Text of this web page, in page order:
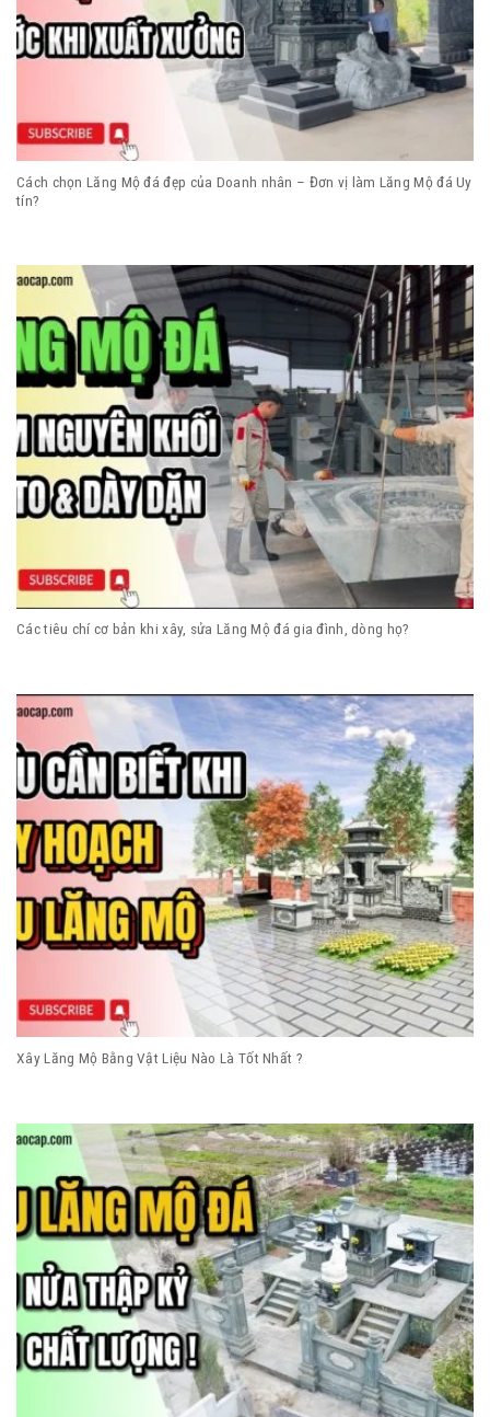
Cách chọn Lăng Mộ đá đẹp của Doanh nhân – Đơn vị làm Lăng Mộ đá Uy
tín?
Các tiêu chí cơ bản khi xây, sửa Lăng Mộ đá gia đình, dòng họ?
Xây Lăng Mộ Bằng Vật Liệu Nào Là Tốt Nhất ?